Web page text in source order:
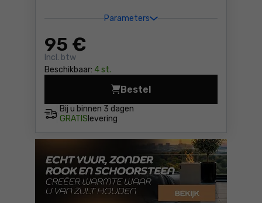
Parameters
95 €
Incl. btw
Beschikbaar: 4 st.
Bij u binnen 3 dagen
GRATIS levering
Bestel
HSS metaalborenset 300